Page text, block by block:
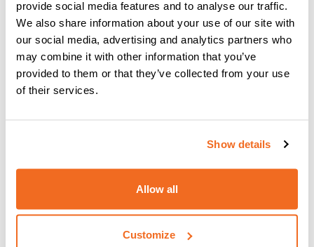
provide social media features and to analyse our traffic.
We also share information about your use of our site with
our social media, advertising and analytics partners who
may combine it with other information that you’ve
provided to them or that they’ve collected from your use
of their services.
Show details
Allow all
Customize
especialmente con componentes más finos, mientras
que no es muy adecuado con componentes más gruesos.
Las principales ventajas de la soldadura TIG pueden
atribuirse a:
calidad de la soldadura: la eliminación del fundente y
posibilidad desoldar casi todo tipo de materiales
férricos e incluso no férricos